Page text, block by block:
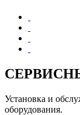
Установка и
оборудования.